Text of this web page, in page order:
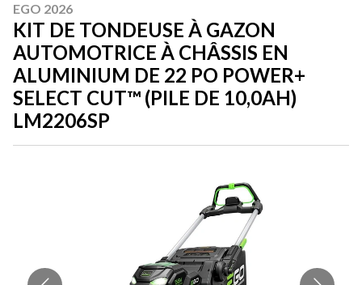
EGO 2026
KIT DE TONDEUSE À GAZON
AUTOMOTRICE À CHÂSSIS EN
ALUMINIUM DE 22 PO POWER+
SELECT CUT™ (PILE DE 10,0AH)
LM2206SP